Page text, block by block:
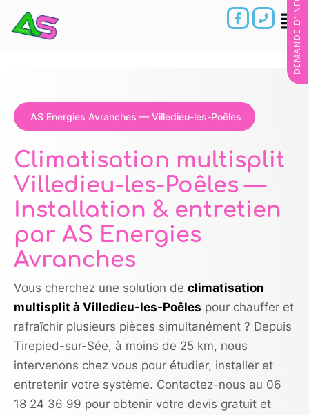
AS Energies Avranches — Villedieu-les-Poêles
Climatisation multisplit
Villedieu-les-Poêles —
Installation & entretien
par AS Energies
Avranches
Vous cherchez une solution de climatisation
multisplit à Villedieu-les-Poêles pour chauffer et
rafraîchir plusieurs pièces simultanément ? Depuis
Tirepied-sur-Sée, à moins de 25 km, nous
intervenons chez vous pour étudier, installer et
entretenir votre système. Contactez-nous au 06
18 24 36 99 pour obtenir votre devis gratuit et